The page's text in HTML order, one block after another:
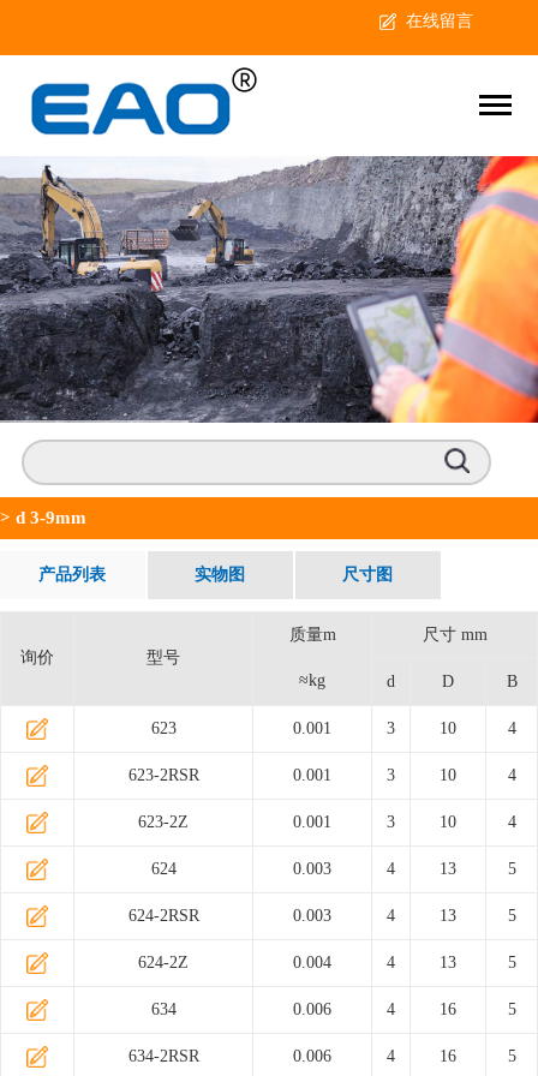
在线留言
> d 3-9mm
产品列表 实物图 尺寸图
询价 型号
质量m
≈kg
尺寸 mm
d D B
623 0.001 3 10 4
623-2RSR 0.001 3 10 4
623-2Z 0.001 3 10 4
624 0.003 4 13 5
624-2RSR 0.003 4 13 5
624-2Z 0.004 4 13 5
634 0.006 4 16 5
634-2RSR 0.006 4 16 5